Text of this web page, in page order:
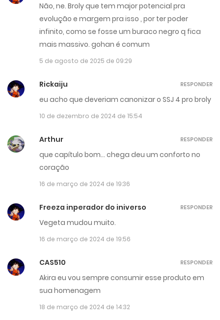
Não, ne. Broly que tem major potencial pra
evolução e margem pra isso , por ter poder
infinito, como se fosse um buraco negro q fica
mais massivo. gohan é comum
5 de agosto de 2025 de 09:29
Rickaiju
eu acho que deveriam canonizar o SSJ 4 pro broly
10 de dezembro de 2024 de 15:54
RESPONDER
Arthur
que capítulo bom… chega deu um conforto no
coração
16 de março de 2024 de 19:36
RESPONDER
Freeza inperador do iniverso
Vegeta mudou muito.
16 de março de 2024 de 19:56
RESPONDER
CAS510
Akira eu vou sempre consumir esse produto em
sua homenagem
18 de março de 2024 de 14:32
RESPONDER